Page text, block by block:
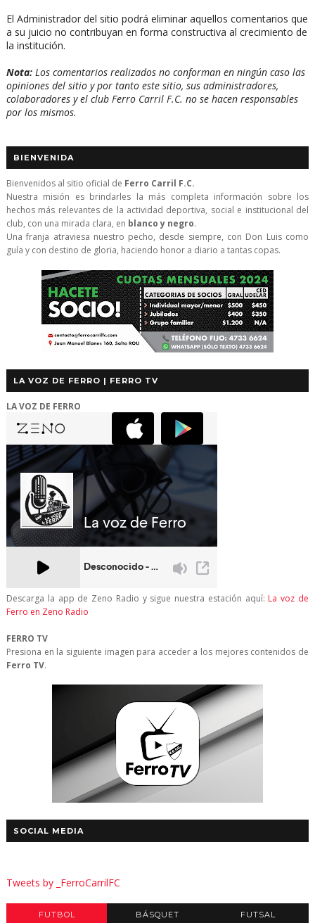
El Administrador del sitio podrá eliminar aquellos comentarios que
a su juicio no contribuyan en forma constructiva al crecimiento de
la institución.
Nota:Los comentarios realizados no conforman en ningún caso las
opiniones del sitio y por tanto este sitio, sus administradores,
colaboradores y el club Ferro Carril F.C. no se hacen responsables
por los mismos.
BIENVENIDA
Bienvenidos al sitio oficial de Ferro Carril F.C.
Nuestra misión es brindarles la más completa información sobre los
hechos más relevantes de la actividad deportiva, social e institucional del
club, con una mirada clara, en blanco y negro.
Una franja atraviesa nuestro pecho, desde siempre, con Don Luis como
guía y con destino de gloria, haciendo honor a diario a tantas copas.
LA VOZ DE FERRO | FERRO TV
LA VOZ DE FERRO
Descarga la app de Zeno Radio y sigue nuestra estación aquí: La voz de
Ferro en Zeno Radio
FERRO TV
Presiona en la siguiente imagen para acceder a los mejores contenidos de
Ferro TV.
SOCIAL MEDIA
Tweets by _FerroCarrilFC
FUTBOL BÁSQUET FUTSAL